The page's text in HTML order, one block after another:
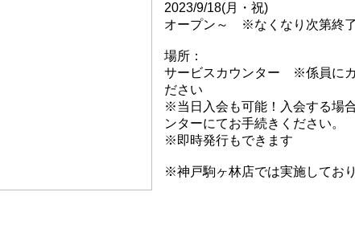
2023/9/18(月・祝)
オープン～ ※なくなり次第終了
場所：
サービスカウンター ※係員にカ
ださい
※当日入会も可能！入会する場
ンターにてお手続きください。
※即時発行もできます
※神戸駒ヶ林店では実施してお